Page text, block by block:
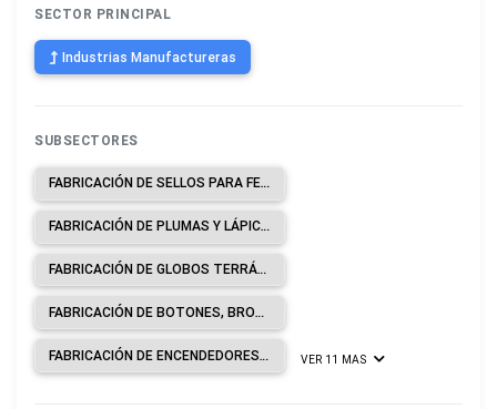
SECTOR PRINCIPAL
Industrias Manufactureras
SUBSECTORES
FABRICACIÓN DE SELLOS PARA FECHAR, CERRAR O NUMERAR, APARATOS MANUALES PARA IMPRIMIR Y ESTAMPAR EN RELIEVE, MEMBRETES, APARATOS DE IMPRESIÓN MANUAL, CINTAS PREPARADAS PARA MÁQUINAS DE ESCRIBIR Y ALMOHADILLAS ENTINTADAS.
FABRICACIÓN DE PLUMAS Y LÁPICES DE TODA CLASE, SEAN O NO MECÁNICOS, INCLUIDO MINAS PARA LÁPICES.
FABRICACIÓN DE GLOBOS TERRÁQUEOS Y OTROS INSTRUMENTOS, APARATOS Y MODELOS DISEÑADOS PARA DEMOSTRACIONES.
FABRICACIÓN DE BOTONES, BROCHES DE PRESIÓN, CORCHETES DE PRESIÓN, CIERRES DE CREMALLERA (EXCEPTO METÁLICOS).
FABRICACIÓN DE ENCENDEDORES SEAN O NO MECÁNICOS, ELÉCTRICOS Y DE OTRO TIPO INCLUIDO SUS REPUESTOS. VER 11 MAS